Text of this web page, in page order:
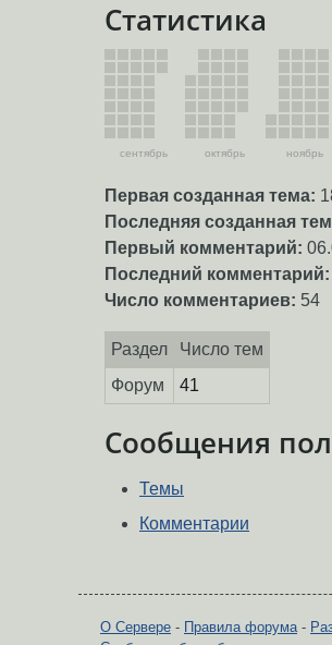
Статистика
сентябрь октябрь ноябрь
Первая созданная тема:
Последняя созданная
Первый комментарий:
Последний комментарий:
Число комментариев: 54
Раздел
Число тем
Форум
41
Сообщения
Темы
Комментарии
О Сервере - Правила форума-